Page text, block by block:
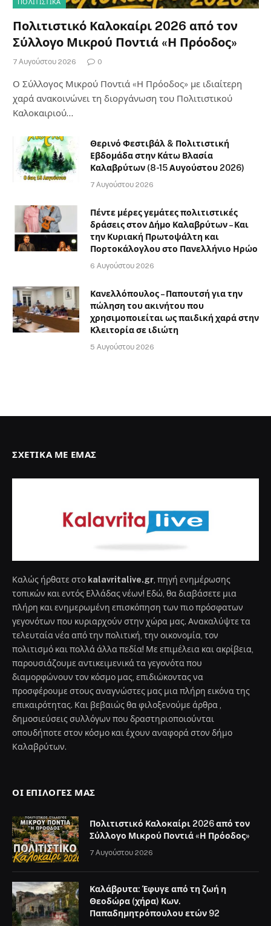
ΠΟΛΙΤΙΣΤΙΚΑ
Πολιτιστικό Καλοκαίρι 2026 από τον
Σύλλογο Μικρού Ποντιά «Η Πρόοδος»
7 Αυγούστου 2026 0
Ο Σύλλογος Μικρού Ποντιά «Η Πρόοδος» με ιδιαίτερη
χαρά ανακοινώνει τη διοργάνωση του Πολιτιστικού
Καλοκαιριού…
Θερινό Φεστιβάλ & Πολιτιστική
Εβδομάδα στην Κάτω Βλασία
Καλαβρύτων (8-15 Αυγούστου 2026)
7 Αυγούστου 2026
Πέντε μέρες γεμάτες πολιτιστικές
δράσεις στον Δήμο Καλαβρύτων – Και
την Κυριακή Πρωτοψάλτη και
Πορτοκάλογλου στο Πανελλήνιο Ηρώο
6 Αυγούστου 2026
Κανελλόπουλος – Παπουτσή για την
πώληση του ακινήτου που
χρησιμοποιείται ως παιδική χαρά στην
Κλειτορία σε ιδιώτη
5 Αυγούστου 2026
ΣΧΕΤΙΚΆ ΜΕ ΕΜΆΣ
Καλώς ήρθατε στο kalavritalive.gr , πηγή ενημέρωσης
τοπικών και εντός Ελλάδας νέων! Εδώ, θα διαβάσετε μια
πλήρη και ενημερωμένη επισκόπηση των πιο πρόσφατων
γεγονότων που κυριαρχούν στην χώρα μας. Ανακαλύψτε τα
τελευταία νέα από την πολιτική, την οικονομία, τον
πολιτισμό και πολλά άλλα πεδία! Με επιμέλεια και ακρίβεια,
παρουσιάζουμε αντικειμενικά τα γεγονότα που
διαμορφώνουν τον κόσμο μας, επιδιώκοντας να
προσφέρουμε στους αναγνώστες μας μια πλήρη εικόνα της
επικαιρότητας. Και βεβαιώς θα φιλοξενούμε άρθρα ,
δημοσιεύσεις συλλόγων που δραστηριοποιούνται
οπουδήποτε στον κόσμο και έχουν αναφορά στον δήμο
Καλαβρύτων.
ΟΙ ΕΠΙΛΟΓΈΣ ΜΑΣ
Πολιτιστικό Καλοκαίρι 2026 από τον
Σύλλογο Μικρού Ποντιά «Η Πρόοδος»
7 Αυγούστου 2026
Καλάβρυτα: Έφυγε από τη ζωή η
Θεοδώρα (χήρα) Κων.
Παπαδημητρόπουλου ετών 92